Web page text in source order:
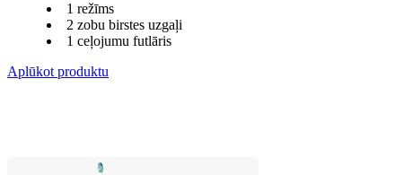
1 režīms
2 zobu birstes uzgaļi
1 ceļojumu futlāris
Aplūkot produktu